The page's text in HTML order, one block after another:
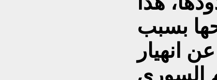
بسبب
انهيار